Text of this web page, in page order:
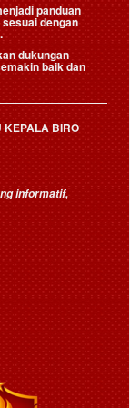
panduan
dengan
dukungan
baik dan
KEPALA BIRO
informatif,